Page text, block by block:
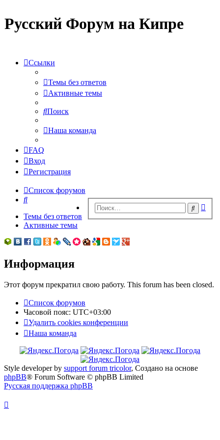
Русский Форум на Кипре
Ссылки
Темы без ответов
Активные темы
Поиск
Наша команда
FAQ
Вход
Регистрация
Список форумов
Поиск
Поиск
Темы без ответов
Активные темы
Информация
Этот форум прекратил свою работу. This forum has been closed.
Список форумов
Часовой пояс: UTC+03:00
Удалить cookies конференции
Наша команда
Style developer by support forum tricolor, Создано на основе
phpBB® Forum Software © phpBB Limited
Русская поддержка phpBB